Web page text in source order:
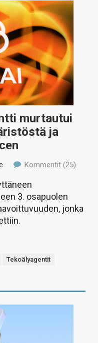
murtautui
ja
Kommentit (25)
3. osapuolen
jonka
Tekoälyagentit